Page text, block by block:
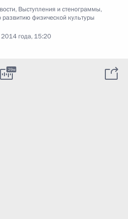
, Выступления и стенограммы,
развитию физической культуры
года, 15:20
29м